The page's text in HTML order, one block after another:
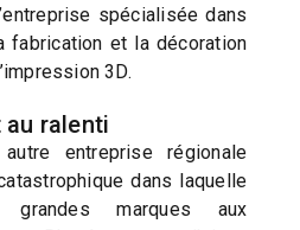
spécialisée dans
fabrication et la décoration
3D.
ralenti
entreprise régionale
dans laquelle
marques aux